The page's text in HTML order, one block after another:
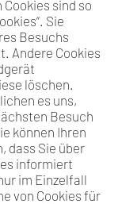
sind so
Sie
Besuchs
Andere Cookies
löschen.
es uns,
Besuch
können Ihren
dass Sie über
informiert
im Einzelfall
von Cookies für